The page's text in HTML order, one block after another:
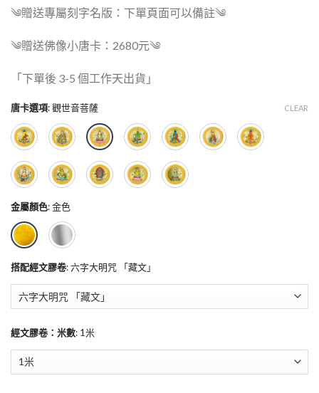
༄贈送專屬刻字名版：下單頁面可以備註༄
༄贈送佛像小唐卡：2680元༄
「下單後 3-5 個工作天出貨」
唐卡選項:觀世音菩薩
金屬顏色:金色
搭配經文膠卷:六字大明咒 「藏文」
經文膠卷：米數: 1米
CLEAR